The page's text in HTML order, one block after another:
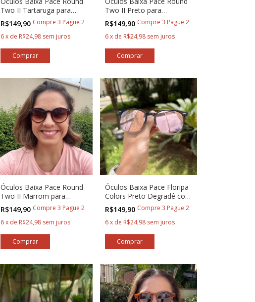
Two II Tartaruga para
Corredores
R$149,90 Compre 3 Pague 2
6 x de R$24,98 sem juros
Two II Preto para
Corredores
R$149,90 Compre 3 Pague 2
6x de R$24,98 sem juros
Óculos Baixa Pace Round
Two II Marrom para
Corredores
R$149,90 Compre 3 Pague 2
6 x de R$24,98 sem juros
Óculos Baixa Pace Floripa
Colors Preto Degradê com
Rosa
R$149,90 Compre 3 Pague 2
6x de R$24,98 sem juros